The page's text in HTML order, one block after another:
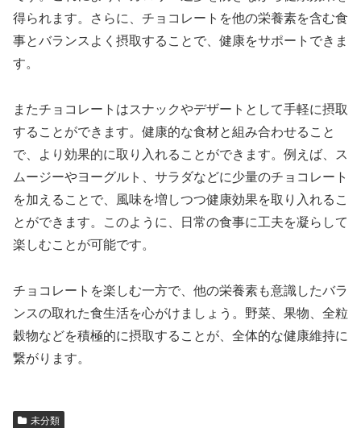
得られます。さらに、チョコレートを他の栄養素を含む食
事とバランスよく摂取することで、健康をサポートできま
す。
またチョコレートはスナックやデザートとして手軽に摂取
することができます。健康的な食材と組み合わせること
で、より効果的に取り入れることができます。例えば、ス
ムージーやヨーグルト、サラダなどに少量のチョコレート
を加えることで、風味を増しつつ健康効果を取り入れるこ
とができます。このように、日常の食事に工夫を凝らして
楽しむことが可能です。
チョコレートを楽しむ一方で、他の栄養素も意識したバラ
ンスの取れた食生活を心がけましょう。野菜、果物、全粒
穀物などを積極的に摂取することが、全体的な健康維持に
繋がります。
未分類